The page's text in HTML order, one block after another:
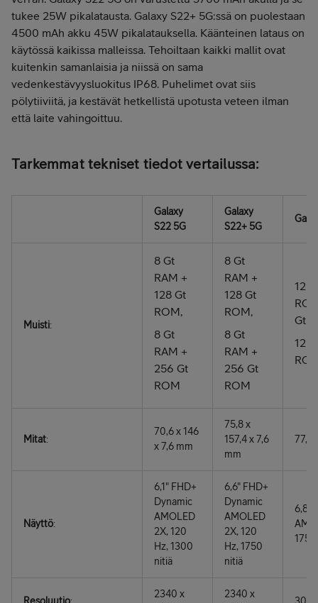
tukee 25W pikalatausta. Galaxy S22+ 5G:ssä on puolestaan
4500 mAh akku 45W pikalatauksella. Käänteinen lataus on
käytössä kaikissa malleissa. Tehoiltaan kaikki mallit ovat
kuitenkin samanlaisia ja niissä on sama
vedenkestävyysluokitus IP68. Puhelimet ovat siis
pölytiiviitä, ja kestävät hetkellistä upotusta veteen ilman
että laite vahingoittuu.
Tarkemmat tekniset tiedot vertailussa:
Galaxy
S22 5G
Galaxy
S22+ 5G
Muisti:
8 Gt
RAM +
128 Gt
ROM,
8 Gt
RAM +
256 Gt
ROM
8 Gt
RAM +
128 Gt
ROM,
8 Gt
RAM +
256 Gt
ROM
12
Gt
12
Mitat:
70,6 x 146
x 7,6 mm
75,8 x
157,4 x 7,6
mm
77,9
Näyttö:
6,1" FHD+
Dynamic
AMOLED
2X, 120
Hz, 1300
nitiä
6,6" FHD+
Dynamic
AMOLED
2X, 120
Hz, 1750
nitiä
6,8"
2340 x
2340 x